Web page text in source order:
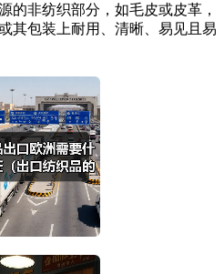
的非纺织部分，如毛皮或皮革，
其包装上耐用、清晰、易见且易